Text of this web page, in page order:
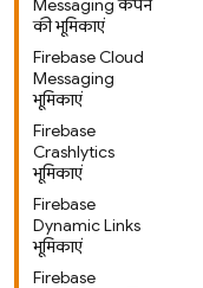
Messaging कैंपेन
की भूमिकाएं
Firebase Cloud
Messaging
भूमिकाएं
Firebase
Crashlytics
भूमिकाएं
Firebase
Dynamic Links
भूमिकाएं
Firebase